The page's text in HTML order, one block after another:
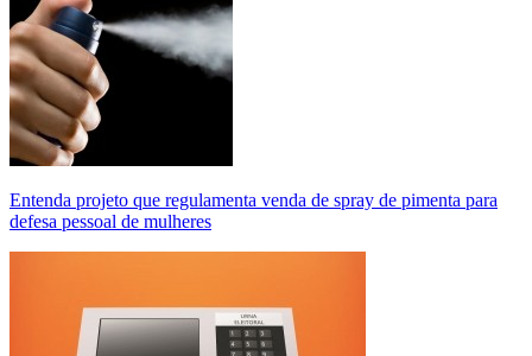
Entenda projeto que regulamenta venda de spray de pimenta para
defesa pessoal de mulheres